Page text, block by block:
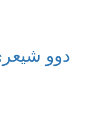
دوو